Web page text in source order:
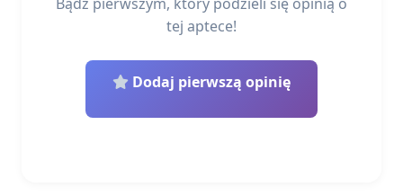
tej aptece!
Dodaj pierwszą opinię